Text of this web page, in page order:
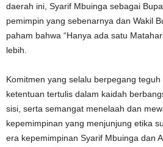
daerah ini, Syarif Mbuinga sebagai
pemimpin yang sebenarnya dan Wakil
paham bahwa “Hanya ada satu
lebih.
Komitmen yang selalu berpegang
ketentuan tertulis dalam kaidah
sisi, serta semangat menelaah dan
kepemimpinan yang menjunjung etika
era kepemimpinan Syarif Mbuinga dan